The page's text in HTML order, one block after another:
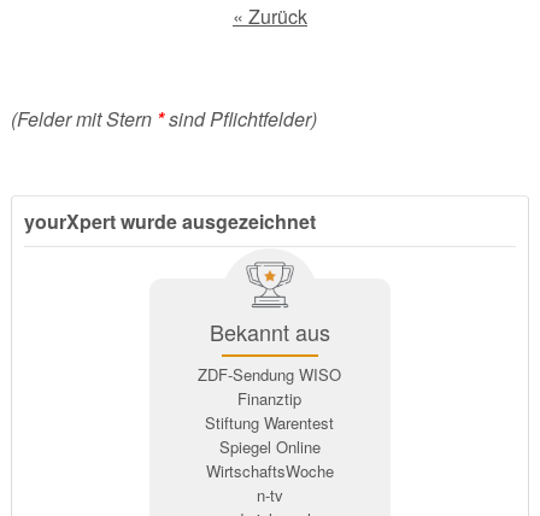
yourXpert wurde ausgezeichnet
Bekannt aus
ZDF-Sendung WISO
Finanztip
Stiftung Warentest
Spiegel Online
WirtschaftsWoche
n-tv
« Zurück
(Felder mit Stern *sind Pflichtfelder)